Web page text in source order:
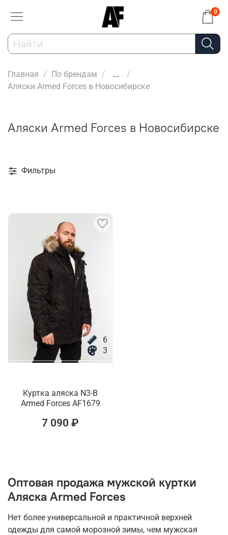
0
Главная По брендам
...
Аляски Armed Forces в Новосибирске
Аляски Armed Forces в Новосибирске
Фильтры
6
3
Куртка аляска N3-B
Armed Forces AF1679
7 090 ₽
Оптовая продажа мужской куртки
Аляска Armed Forces
Нет более универсальной и практичной верхней
одежды для самой морозной зимы, чем мужская